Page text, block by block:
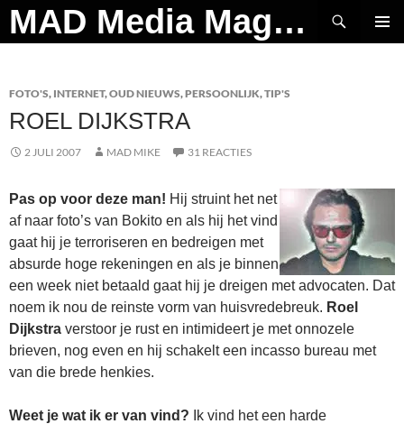
Ga
naar
MAD Media Magazine
Zoeken
FOTO'S, INTERNET,OUD NIEUWS,PERSOONLIJK,TIP'S
ROEL DIJKSTRA
2 JULI 2007 MAD MIKE 31 REACTIES
Pas op voor deze man! Hij struint het net
af naar foto’s van Bokito en als hij het vind
gaat hij je terroriseren en bedreigen met
absurde hoge rekeningen en als je binnen
een week niet betaald gaat hij je dreigen met advocaten. Dat
noem ik nou de reinste vorm van huisvredebreuk. Roel
Dijkstra verstoor je rust en intimideert je met onnozele
brieven, nog even en hij schakelt een incasso bureau met
van die brede henkies.
Weet je wat ik er van vind? Ik vind het een harde